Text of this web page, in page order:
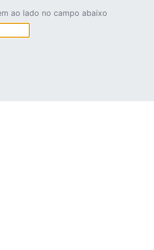
ao lado no campo abaixo